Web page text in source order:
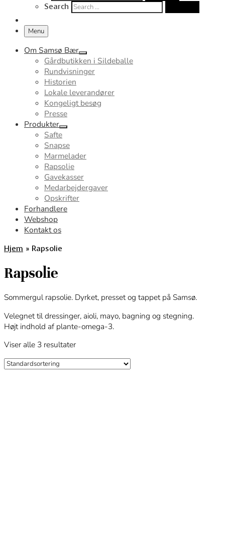
Search
Menu
Om Samsø Bær
Gårdbutikken i Sildeballe
Rundvisninger
Historien
Lokale leverandører
Kongeligt besøg
Presse
Produkter
Safte
Snapse
Marmelader
Rapsolie
Gavekasser
Medarbejdergaver
Opskrifter
Forhandlere
Webshop
Kontakt os
Hjem » Rapsolie
Rapsolie
Sommergul rapsolie. Dyrket, presset og tappet på Samsø.
Velegnet til dressinger, aioli, mayo, bagning og stegning.
Højt indhold af plante-omega-3.
Viser alle 3 resultater